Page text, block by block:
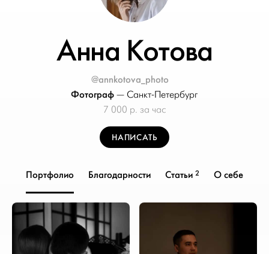
Анна Котова
@annkotova_photo
Фотограф— Санкт-Петербург
7 000 р. за час
НАПИСАТЬ
Портфолио Благодарности Статьи 2 О себе